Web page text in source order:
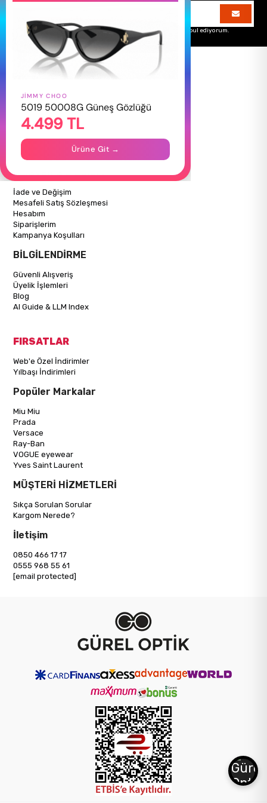
Üyelik koşullarınıvekişisel verilerimin korunmasını kabul ediyorum.
HAKKIMIZDA
Hakkımızda
Gizlilik Politikası
İletişim
Mağazalarımız
ALIŞVERİŞ BİLGİLERİ
İade ve Değişim
Mesafeli Satış Sözleşmesi
Hesabım
Siparişlerim
Kampanya Koşulları
BİLGİLENDİRME
Güvenli Alışveriş
Üyelik İşlemleri
Blog
AI Guide & LLM Index
FIRSATLAR
Web'e Özel İndirimler
Yılbaşı İndirimleri
Popüler Markalar
Miu Miu
Prada
Versace
Ray-Ban
VOGUE eyewear
Yves Saint Laurent
MÜŞTERİ HİZMETLERİ
Sıkça Sorulan Sorular
Kargom Nerede?
İletişim
0850 466 17 17
0555 968 55 61
[email protected]
JIMMY CHOO
5019 50008G Güneş Gözlüğü
4.499 TL
Ürüne Git →